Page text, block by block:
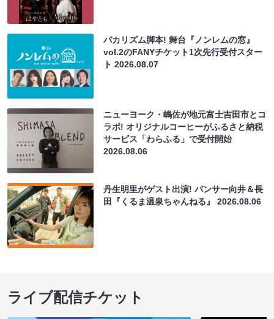
バカリズム脚本! 舞台『ノンレムの窓』
vol.2のFANYチケット1次先行受付スター
ト2026.08.07
ニューヨーク・嶋佐が地元富士吉田市とコ
ラボ! オリジナルコーヒーがふるさと納税
サービス「わらふる」で受付開始
2026.08.06
丹生明里がゲスト出演! パンサー向井＆長
田『くるま温泉ちゃんねる』2026.08.06
ライブ配信チケット